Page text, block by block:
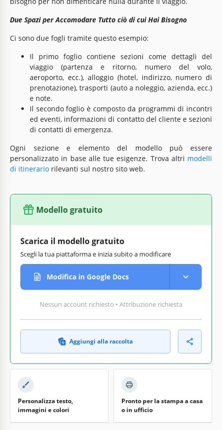
Due Spazi per Accomodare Tutto ciò di cui Hai Bisogno
Ci sono due fogli tramite questo esempio:
Il primo foglio contiene sezioni come dettagli del
viaggio (partenza e ritorno, numero del volo,
aeroporto, ecc.), alloggio (hotel, indirizzo, numero di
prenotazione), trasporti (auto a noleggio, azienda, ecc.)
e note.
Il secondo foglio è composto da programmi di incontri
ed eventi, informazioni di contatto del cliente e sezioni
di contatti di emergenza.
Ogni sezione e elemento del modello può essere
personalizzato in base alle tue esigenze. Trova altri modelli
di itinerario rilevanti sul nostro sito web.
Modello gratuito
Scarica il modello gratuito
Scegli la tua piattaforma e inizia subito a modificare
Modifica in Google Docs
Nessun account richiesto • Attribuzione richiesta
Aggiungi alla raccolta
Personalizza testo,
immagini e colori
Pronto per la stampa a casa
o in ufficio